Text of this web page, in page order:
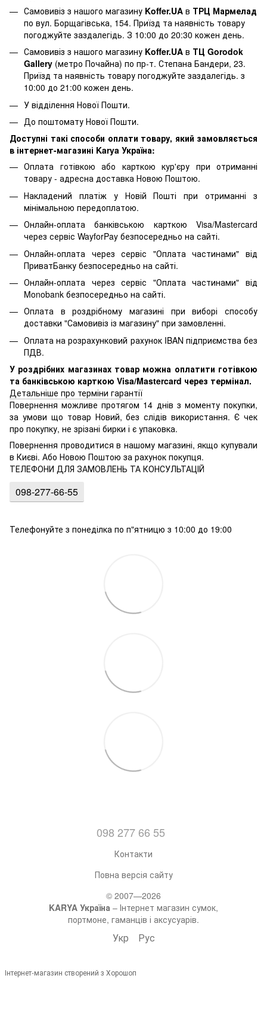
Самовивіз з нашого магазину Koffer.UA в ТРЦ Мармелад
по вул. Борщагівська, 154. Приїзд та наявність товару
погоджуйте заздалегідь. З 10:00 до 20:30 кожен день.
Самовивіз з нашого магазину Koffer.UA в ТЦ Gorodok
Gallery (метро Почайна) по пр-т. Степана Бандери, 23.
Приїзд та наявність товару погоджуйте заздалегідь. з
10:00 до 21:00 кожен день.
У відділення Нової Пошти.
До поштомату Нової Пошти.
Доступні такі способи оплати товару, який замовляється
в інтернет-магазині Karya Україна:
Оплата готівкою або карткою кур'єру при отриманні
товару - адресна доставка Новою Поштою.
Накладений платіж у Новій Пошті при отриманні з
мінімальною передоплатою.
Онлайн-оплата банківською карткою Visa/Mastercard
через сервіс WayforPay безпосередньо на сайті.
Онлайн-оплата через сервіс "Оплата частинами" від
ПриватБанку безпосередньо на сайті.
Онлайн-оплата через сервіс "Оплата частинами" від
Monobank безпосередньо на сайті.
Оплата в роздрібному магазині при виборі способу
доставки "Самовивіз із магазину" при замовленні.
Оплата на розрахунковий рахунок IBAN підприємства без
ПДВ.
У роздрібних магазинах товар можна оплатити готівкою
та банківською карткою Visa/Mastercard через термінал.
Детальніше про терміни гарантії
Повернення можливе протягом 14 днів з моменту покупки,
за умови що товар Новий, без слідів використання. Є чек
про покупку, не зрізані бирки і є упаковка.
Повернення проводитися в нашому магазині, якщо купували
в Києві. Або Новою Поштою за рахунок покупця.
ТЕЛЕФОНИ ДЛЯ ЗАМОВЛЕНЬ ТА КОНСУЛЬТАЦІЙ
098-277-66-55
Телефонуйте з понеділка по п"ятницю з 10:00 до 19:00
098 277 66 55
Контакти
Повна версія сайту
© 2007—2026
KARYA Україна – Інтернет магазин сумок,
портмоне, гаманців і аксусуарів.
Укр Рус
Інтернет-магазин створений з Хорошоп